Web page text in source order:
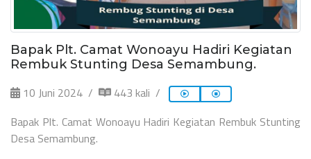
Bapak Plt. Camat Wonoayu Hadiri Kegiatan
Rembuk Stunting Desa Semambung.
10 Juni 2024
443 kali
Bapak Plt. Camat Wonoayu Hadiri Kegiatan Rembuk Stunting
Desa Semambung.